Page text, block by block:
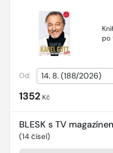
po
Od:
1352 Kč
BLESK s TV
(14 čísel)